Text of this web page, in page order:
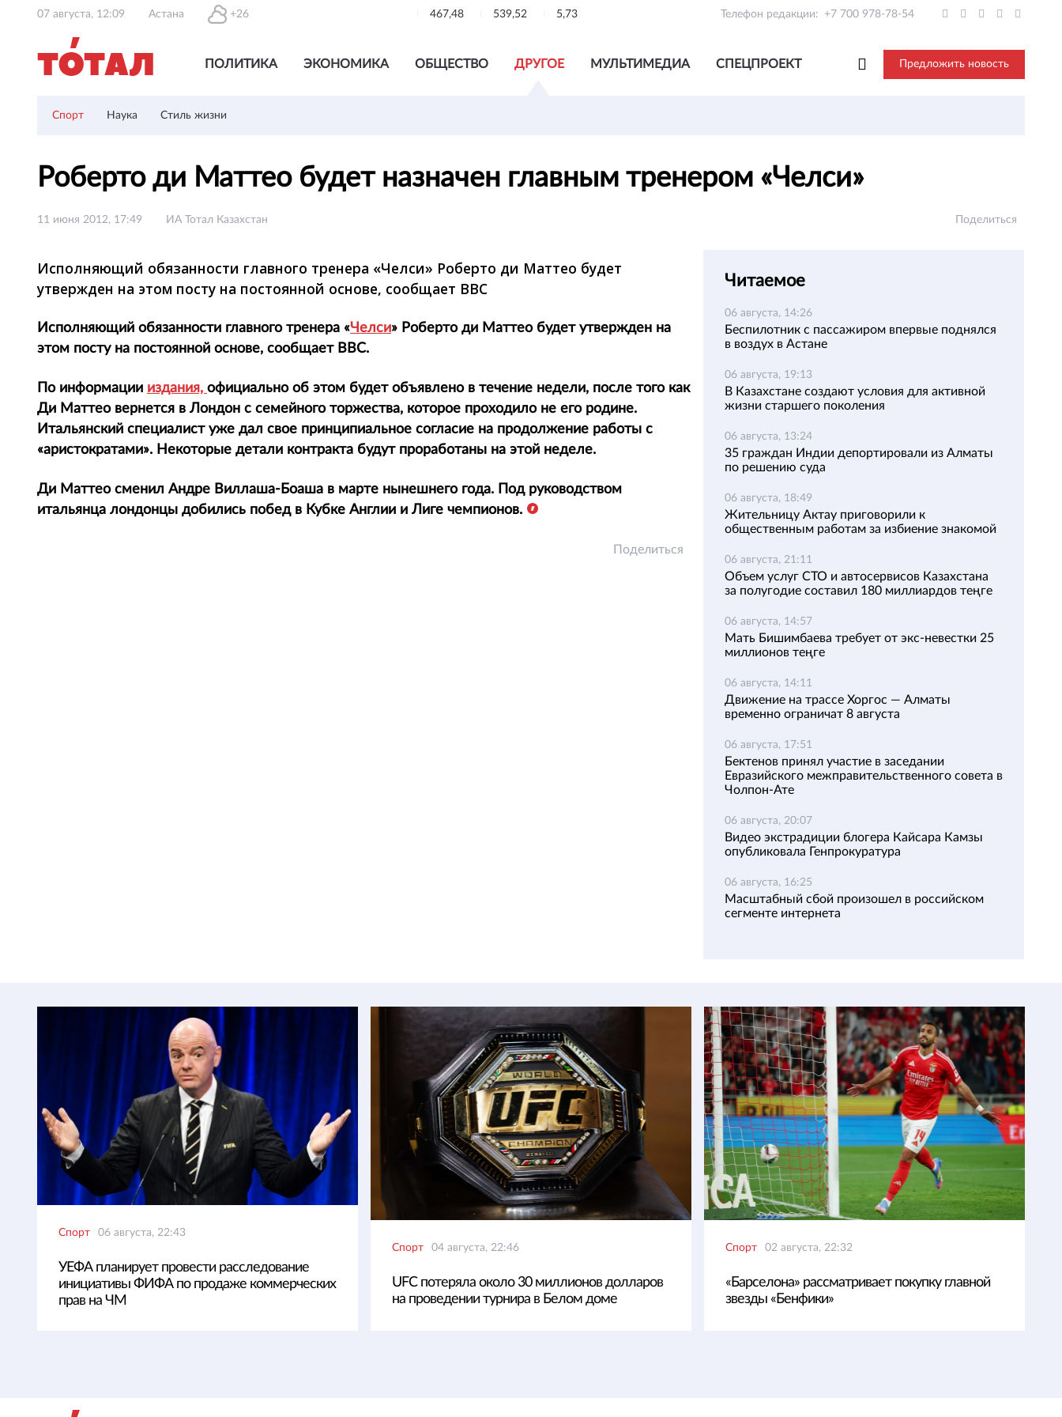
07 августа, 12:09 Астана +26 467,48 539,52 5,73 Телефон редакции: +7 700 978-78-54
ПОЛИТИКА ЭКОНОМИКА ОБЩЕСТВО ДРУГОЕ МУЛЬТИМЕДИА СПЕЦПРОЕКТ Предложить новость
Спорт Наука Стиль жизни
Роберто ди Маттео будет назначен главным тренером «Челси»
11 июня 2012, 17:49 ИА Тотал Казахстан Поделиться
Исполняющий обязанности главного тренера «Челси» Роберто ди Маттео будет
утвержден на этом посту на постоянной основе, сообщает BBC
Исполняющий обязанности главного тренера «Челси» Роберто ди Маттео будет утвержден на
этом посту на постоянной основе, сообщает BBC.
По информации издания, официально об этом будет объявлено в течение недели, после того как
Ди Маттео вернется в Лондон с семейного торжества, которое проходило не его родине.
Итальянский специалист уже дал свое принципиальное согласие на продолжение работы с
«аристократами». Некоторые детали контракта будут проработаны на этой неделе.
Ди Маттео сменил Андре Виллаша-Боаша в марте нынешнего года. Под руководством
итальянца лондонцы добились побед в Кубке Англии и Лиге чемпионов.
Поделиться
Читаемое
06 августа, 14:26
Беспилотник с пассажиром впервые поднялся
в воздух в Астане
06 августа, 19:13
В Казахстане создают условия для активной
жизни старшего поколения
06 августа, 13:24
35 граждан Индии депортировали из Алматы
по решению суда
06 августа, 18:49
Жительницу Актау приговорили к
общественным работам за избиение знакомой
06 августа, 21:11
Объем услуг СТО и автосервисов Казахстана
за полугодие составил 180 миллиардов теңге
06 августа, 14:57
Мать Бишимбаева требует от экс-невестки 25
миллионов теңге
06 августа, 14:11
Движение на трассе Хоргос — Алматы
временно ограничат 8 августа
06 августа, 17:51
Бектенов принял участие в заседании
Евразийского межправительственного совета в
Чолпон-Ате
06 августа, 20:07
Видео экстрадиции блогера Кайсара Камзы
опубликовала Генпрокуратура
06 августа, 16:25
Масштабный сбой произошел в российском
сегменте интернета
Спорт 06 августа, 22:43
УЕФА планирует провести расследование
инициативы ФИФА по продаже коммерческих
прав на ЧМ
Спорт 04 августа, 22:46
UFC потеряла около 30 миллионов долларов
на проведении турнира в Белом доме
Спорт 02 августа, 22:32
«Барселона» рассматривает покупку главной
звезды «Бенфики»